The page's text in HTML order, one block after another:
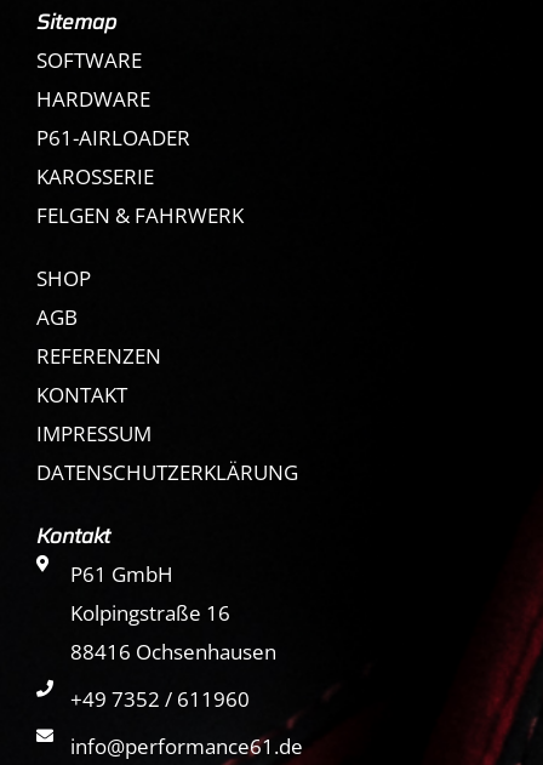
Kontakt
P61 GmbH
Kolpingstraße 16
88416 Ochsenhausen
+49 7352 / 611960
info@performance61.de
Sitemap
SOFTWARE
HARDWARE
P61-AIRLOADER
KAROSSERIE
FELGEN & FAHRWERK
SHOP
AGB
REFERENZEN
KONTAKT
IMPRESSUM
DATENSCHUTZERKLÄRUNG